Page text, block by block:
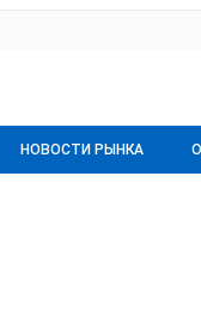
milknet.ru
milknet.ru
НОВОСТИ РЫНКА